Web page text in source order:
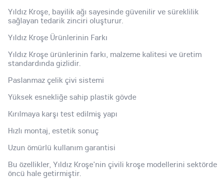
Yıldız Kroşe, bayilik ağı sayesinde güvenilir ve süreklilik
sağlayan tedarik zinciri oluşturur.
Yıldız Kroşe Ürünlerinin Farkı
Yıldız Kroşe ürünlerinin farkı, malzeme kalitesi ve üretim
standardında gizlidir.
Paslanmaz çelik çivi sistemi
Yüksek esnekliğe sahip plastik gövde
Kırılmaya karşı test edilmiş yapı
Hızlı montaj, estetik sonuç
Uzun ömürlü kullanım garantisi
Bu özellikler, Yıldız Kroşe'nin çivili kroşe modellerini sektörde
öncü hale getirmiştir.